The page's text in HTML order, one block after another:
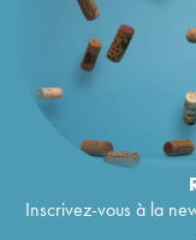
Inscrivez-vous à la